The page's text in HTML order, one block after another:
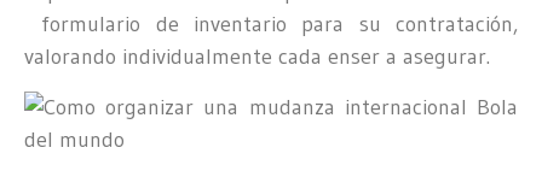
formulario de inventario para su contratación,
valorando individualmente cada enser a asegurar.